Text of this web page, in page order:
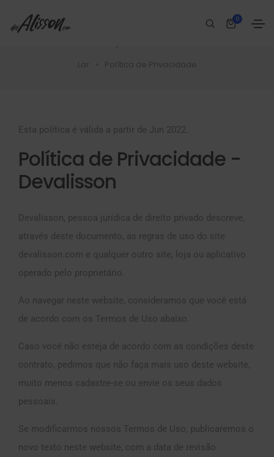
0
Esta política é válida a partir de Jun 2022.
Política de Privacidade -
Devalisson
Devalisson, pessoa jurídica de direito privado descreve,
através deste documento, as regras de uso do site
devalisson.com e qualquer outro site, loja ou aplicativo
operado pelo proprietário.
Ao navegar neste website, consideramos que você está
de acordo com os Termos de Uso abaixo.
Caso você não esteja de acordo com as condições deste
contrato, pedimos que não faça mais uso deste website,
muito menos cadastre-se ou envie os seus dados
pessoais.
Se modificarmos nossos Termos de Uso, publicaremos o
novo texto neste website, com a data de revisão